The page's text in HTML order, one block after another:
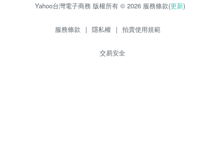
Yahoo台灣電子商務 版權所有 © 2026 服務條款(更新)
服務條款 | 隱私權 | 拍賣使用規範
交易安全